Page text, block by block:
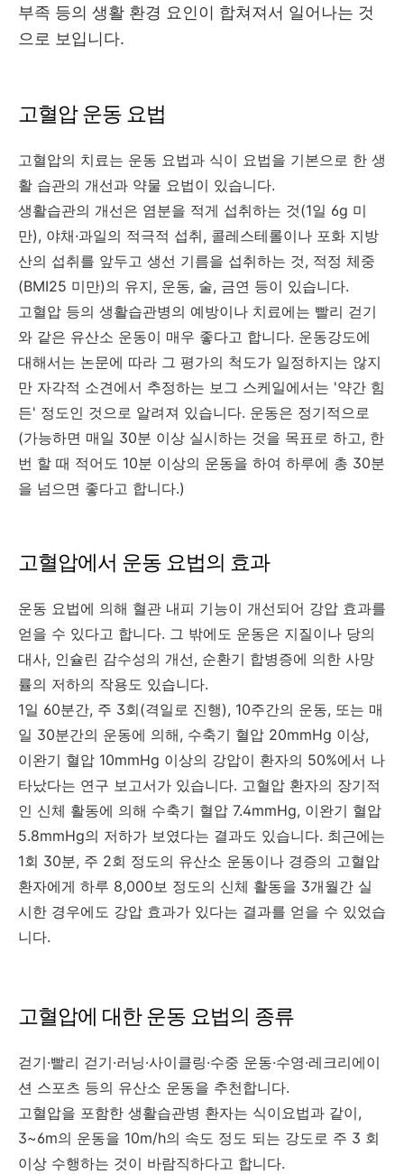
부족 등의 생활 환경 요인이 합쳐져서 일어나는 것
으로 보입니다.
고혈압 운동 요법
고혈압의 치료는 운동 요법과 식이 요법을 기본으로 한 생
활 습관의 개선과 약물 요법이 있습니다.
생활습관의 개선은 염분을 적게 섭취하는 것(1일 6g 미
만), 야채·과일의 적극적 섭취, 콜레스테롤이나 포화 지방
산의 섭취를 앞두고 생선 기름을 섭취하는 것, 적정 체중
(BMI25 미만)의 유지, 운동, 술, 금연 등이 있습니다.
고혈압 등의 생활습관병의 예방이나 치료에는 빨리 걷기
와 같은 유산소 운동이 매우 좋다고 합니다. 운동강도에
대해서는 논문에 따라 그 평가의 척도가 일정하지는 않지
만 자각적 소견에서 추정하는 보그 스케일에서는 '약간 힘
든' 정도인 것으로 알려져 있습니다. 운동은 정기적으로
(가능하면 매일 30분 이상 실시하는 것을 목표로 하고, 한
번 할 때 적어도 10분 이상의 운동을 하여 하루에 총 30분
을 넘으면 좋다고 합니다.)
고혈압에서 운동 요법의 효과
운동 요법에 의해 혈관 내피 기능이 개선되어 강압 효과를
얻을 수 있다고 합니다. 그 밖에도 운동은 지질이나 당의
대사, 인슐린 감수성의 개선, 순환기 합병증에 의한 사망
률의 저하의 작용도 있습니다.
1일 60분간, 주 3회(격일로 진행), 10주간의 운동, 또는 매
일 30분간의 운동에 의해, 수축기 혈압 20mmHg 이상,
이완기 혈압 10mmHg 이상의 강압이 환자의 50%에서 나
타났다는 연구 보고서가 있습니다. 고혈압 환자의 장기적
인 신체 활동에 의해 수축기 혈압 7.4mmHg, 이완기 혈압
5.8mmHg의 저하가 보였다는 결과도 있습니다. 최근에는
1회 30분, 주 2회 정도의 유산소 운동이나 경증의 고혈압
환자에게 하루 8,000보 정도의 신체 활동을 3개월간 실
시한 경우에도 강압 효과가 있다는 결과를 얻을 수 있었습
니다.
고혈압에 대한 운동 요법의 종류
걷기·빨리 걷기·러닝·사이클링·수중 운동·수영·레크리에이
션 스포츠 등의 유산소 운동을 추천합니다.
고혈압을 포함한 생활습관병 환자는 식이요법과 같이,
3~6m의 운동을 10m/h의 속도 정도 되는 강도로 주 3 회
이상 수행하는 것이 바람직하다고 합니다.